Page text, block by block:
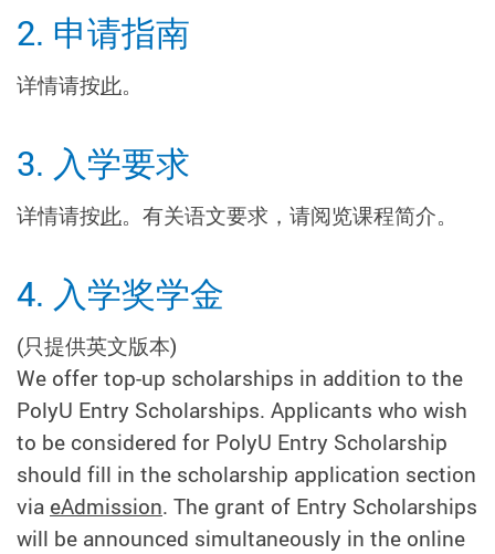
2. 申请指南
详情请按此。
3. 入学要求
详情请按此。有关语文要求，请阅览课程简介。
4. 入学奖学金
(只提供英文版本)
We offer top-up scholarships in addition to the
PolyU Entry Scholarships. Applicants who wish
to be considered for PolyU Entry Scholarship
should fill in the scholarship application section
via eAdmission. The grant of Entry Scholarships
will be announced simultaneously in the online